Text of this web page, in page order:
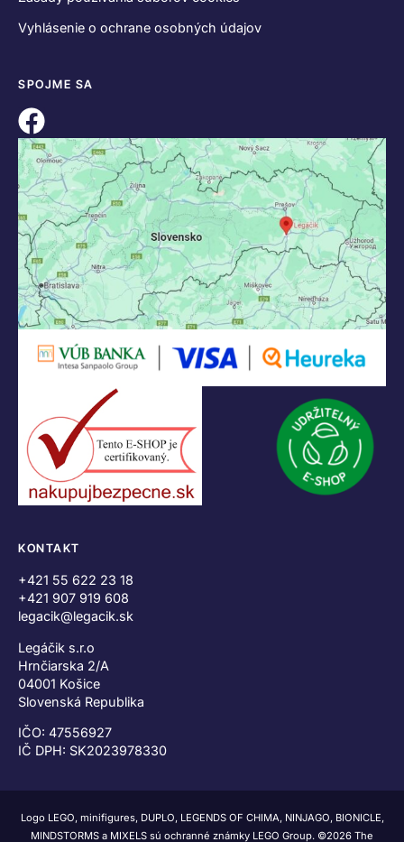
Vyhlásenie o ochrane osobných údajov
SPOJME SA
KONTAKT
+421 55 622 23 18
+421 907 919 608
legacik@legacik.sk
Legáčik s.r.o
Hrnčiarska 2/A
04001 Košice
Slovenská Republika
IČO: 47556927
IČ DPH: SK2023978330
Logo LEGO, minifigures, DUPLO, LEGENDS OF CHIMA, NINJAGO, BIONICLE,
MINDSTORMS a MIXELS sú ochranné známky LEGO Group. ©2026 The